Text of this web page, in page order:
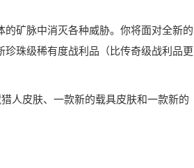
矿脉中消灭各种威胁。你将面对全新的
珠级稀有度战利品（比传奇级战利品更
人皮肤、一款新的载具皮肤和一款新的